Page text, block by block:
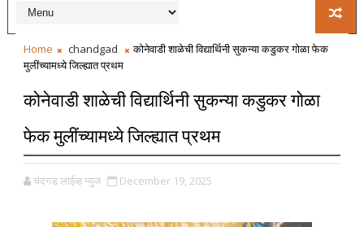
Home chandgad
कोनेवाडी शाळेची विद्यार्थिनी सुकन्या कडुकर गोळा फेक
मुलींच्यामध्ये जिल्ह्यात प्रथम
कोनेवाडी शाळेची विद्यार्थिनी सुकन्या कडुकर गोळा
फेक मुलींच्यामध्ये जिल्ह्यात प्रथम
चंदगड लाईव्ह न्युज December 19, 2025